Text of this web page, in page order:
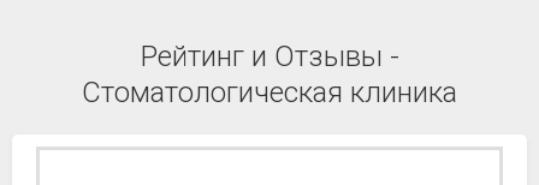
Рейтинг и Отзывы -
Стоматологическая клиника